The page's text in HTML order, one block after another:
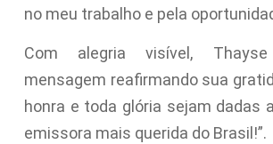
no meu trabalho e pela
Com alegria visível,
mensagem reafirmando sua
honra e toda glória sejam dadas
emissora mais querida do Brasil!”.